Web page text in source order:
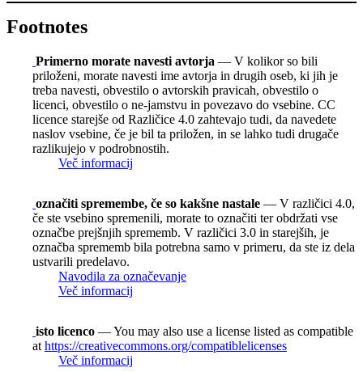
Footnotes
Primerno morate navesti avtorja — V kolikor so bili
priloženi, morate navesti ime avtorja in drugih oseb, ki jih je
treba navesti, obvestilo o avtorskih pravicah, obvestilo o
licenci, obvestilo o ne-jamstvu in povezavo do vsebine. CC
licence starejše od Različice 4.0 zahtevajo tudi, da navedete
naslov vsebine, če je bil ta priložen, in se lahko tudi drugače
razlikujejo v podrobnostih.
Več informacij
označiti spremembe, če so kakšne nastale — V različici 4.0,
če ste vsebino spremenili, morate to označiti ter obdržati vse
označbe prejšnjih sprememb. V različici 3.0 in starejših, je
označba sprememb bila potrebna samo v primeru, da ste iz dela
ustvarili predelavo.
Navodila za označevanje
Več informacij
isto licenco — You may also use a license listed as compatible
at https://creativecommons.org/compatiblelicenses
Več informacij